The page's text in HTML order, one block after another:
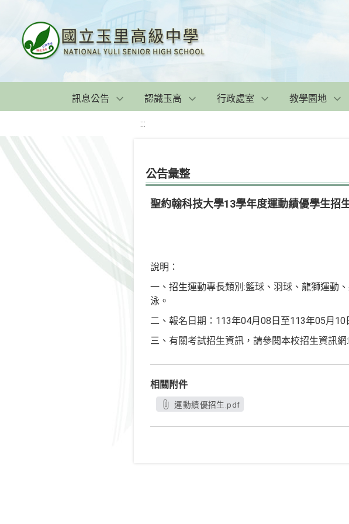
訊息公告 認識玉高 行政處室 教學園地
:::
公告彙整
聖約翰科技大學13學年度運動績優學生招
說明：
一、招生運動專長類別:籃球、羽球、龍獅運動
泳。
二、報名日期：113年04月08日至113年05月10
三、有關考試招生資訊，請參閱本校招生資訊
相關附件
運動績優招生.pdf